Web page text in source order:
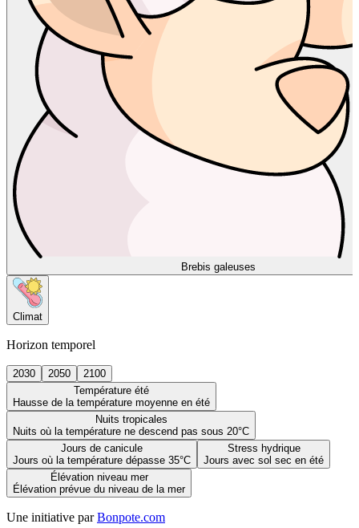
Brebis galeuses
Climat
Horizon temporel
2030 2050
2100
Température été
Hausse de la température moyenne en été
Nuits tropicales
Nuits où la température ne descend pas sous 20°C
Jours de canicule
Jours où la température dépasse 35°C
Stress hydrique
Jours avec sol sec en été
Élévation niveau mer
Élévation prévue du niveau de la mer
Une initiative par Bonpote.com